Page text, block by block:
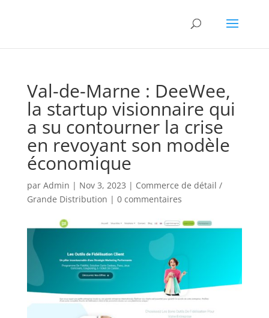
Val-de-Marne : DeeWee,
la startup visionnaire qui
a su contourner la crise
en revoyant son modèle
économique
par Admin | Nov 3, 2023 | Commerce de détail /
Grande Distribution | 0 commentaires